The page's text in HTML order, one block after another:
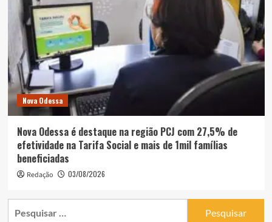
Nova Odessa
Nova Odessa é destaque na região PCJ com 27,5% de
efetividade na Tarifa Social e mais de 1mil famílias
beneficiadas
Redação 03/08/2026